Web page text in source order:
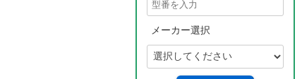
メーカー選択